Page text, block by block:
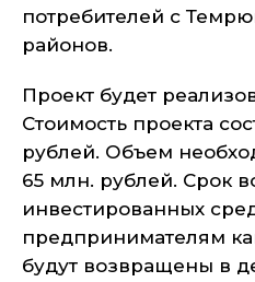
потребителей с
районов.
Проект будет
Стоимость проекта
рублей. Объем
65 млн. рублей. Срок
инвестированных
предпринимателям
будут возвращены в